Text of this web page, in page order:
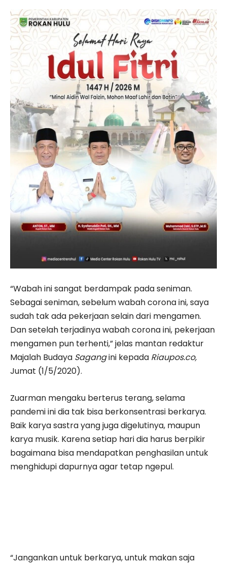
“Wabah ini sangat berdampak pada seniman.
Sebagai seniman, sebelum wabah corona ini, saya
sudah tak ada pekerjaan selain dari mengamen.
Dan setelah terjadinya wabah corona ini, pekerjaan
mengamen pun terhenti,” jelas mantan redaktur
Majalah Budaya Sagangini kepada Riaupos.co,
Jumat (1/5/2020).
Zuarman mengaku berterus terang, selama
pandemi ini dia tak bisa berkonsentrasi berkarya.
Baik karya sastra yang juga digelutinya, maupun
karya musik. Karena setiap hari dia harus berpikir
bagaimana bisa mendapatkan penghasilan untuk
menghidupi dapurnya agar tetap ngepul.
“Jangankan untuk berkarya, untuk makan saja